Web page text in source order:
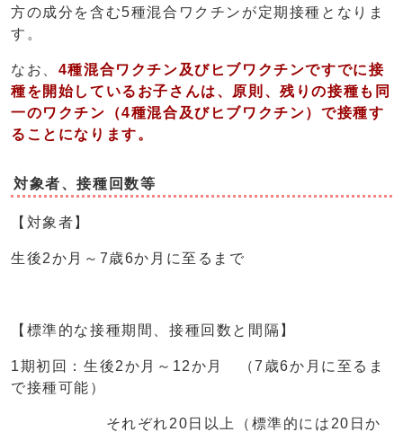
方の成分を含む5種混合ワクチンが定期接種となりま
す。
なお、 4種混合ワクチン及びヒブワクチンですでに接
種を開始しているお子さんは、原則、残りの接種も同
一のワクチン（4種混合及びヒブワクチン）で接種す
ることになります。
対象者、接種回数等
【対象者】
生後2か月～7歳6か月に至るまで
【標準的な接種期間、接種回数と間隔】
1期初回：生後2か月～12か月 （7歳6か月に至るま
で接種可能）
それぞれ20日以上（標準的には20日か